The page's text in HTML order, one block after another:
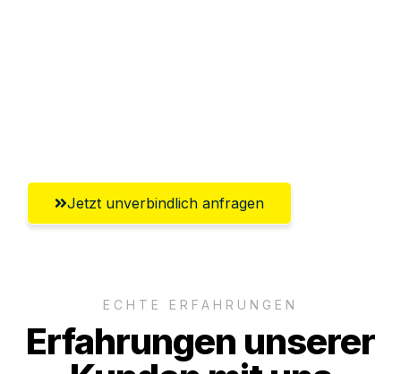
Jetzt unverbindlich anfragen
ECHTE ERFAHRUNGEN
Erfahrungen unserer